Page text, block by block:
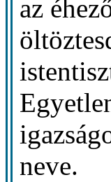
az
neve.